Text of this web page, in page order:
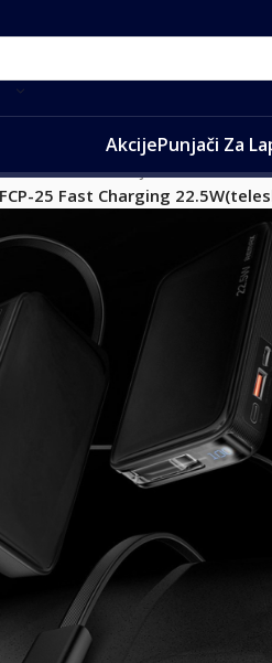
AkcijePunjači Za
eksterne baterije/
25 Fast Charging